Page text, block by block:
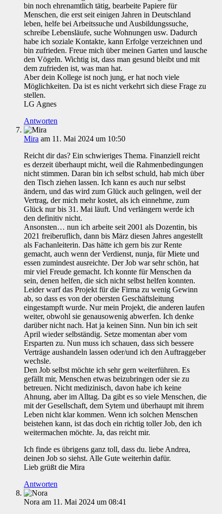
bin noch ehrenamtlich tätig, bearbeite Papiere für
Menschen, die erst seit einigen Jahren in Deutschland
leben, helfe bei Arbeitssuche und Ausbildungssuche,
schreibe Lebensläufe, suche Wohnungen usw. Dadurch
habe ich soziale Kontakte, kann Erfolge verzeichnen und
bin zufrieden. Freue mich über meinen Garten und lausche
den Vögeln. Wichtig ist, dass man gesund bleibt und mit
dem zufrieden ist, was man hat.
Aber dein Kollege ist noch jung, er hat noch viele
Möglichkeiten. Da ist es nicht verkehrt sich diese Frage zu
stellen.
LG Agnes
Antworten
Mira am 11. Mai 2024 um 10:50
Reicht dir das? Ein schwieriges Thema. Finanziell reicht
es derzeit überhaupt micht, weil die Rahmenbedingungen
nicht stimmen. Daran bin ich selbst schuld, hab mich über
den Tisch ziehen lassen. Ich kann es auch nur selbst
ändern, und das wird zum Glück auch gelingen, weil der
Vertrag, der mich mehr kostet, als ich einnehme, zum
Glück nur bis 31. Mai läuft. Und verlängern werde ich
den definitiv nicht.
Ansonsten… nun ich arbeite seit 2001 als Dozentin, bis
2021 freiberuflich, dann bis März diesen Jahres angestellt
als Fachanleiterin. Das hätte ich gern bis zur Rente
gemacht, auch wenn der Verdienst, nunja, für Miete und
essen zumindest ausreichte. Der Job war sehr schön, hat
mir viel Freude gemacht. Ich konnte für Menschen da
sein, denen helfen, die sich nicht selbst helfen konnten.
Leider warf das Projekt für die Firma zu wenig Gewinn
ab, so dass es von der obersten Geschäftsleitung
eingestampft wurde. Nur mein Projekt, die anderen laufen
weiter, obwohl sie genausowenig abwerfen. Ich denke
darüber nicht nach. Hat ja keinen Sinn. Nun bin ich seit
April wieder selbständig. Setze momentan aber vom
Ersparten zu. Nun muss ich schauen, dass sich bessere
Verträge aushandeln lassen oder/und ich den Auftraggeber
wechsle.
Den Job selbst möchte ich sehr gern weiterführen. Es
gefällt mir, Menschen etwas beizubringen oder sie zu
betreuen. Nicht medizinisch, davon habe ich keine
Ahnung, aber im Alltag. Da gibt es so viele Menschen, die
mit der Gesellschaft, dem Sytem und überhaupt mit ihrem
Leben nicht klar kommen. Wenn ich solchen Menschen
beistehen kann, ist das doch ein richtig toller Job, den ich
weitermachen möchte. Ja, das reicht mir.
Ich finde es übrigens ganz toll, dass du. liebe Andrea,
deinen Job so siehst. Alle Gute weiterhin dafür.
Lieb grüßt die Mira
Antworten
Nora am 11. Mai 2024 um 08:41